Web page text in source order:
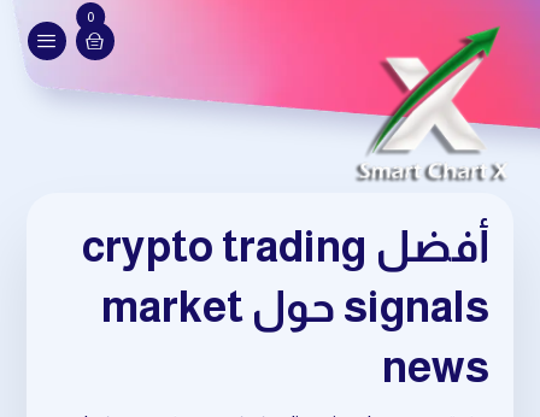
0
أفضل crypto trading
signals حول market
news